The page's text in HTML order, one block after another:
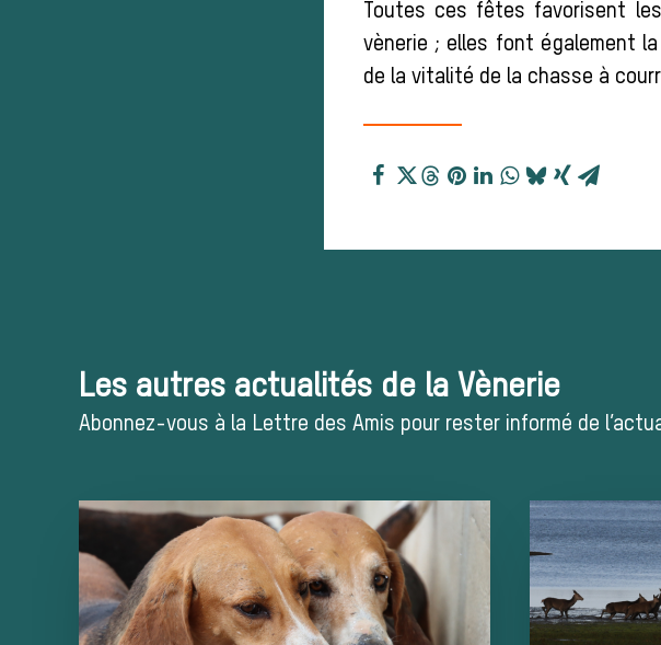
Toutes ces fêtes favorisent
vènerie ; elles font également
de la vitalité de la chasse à
Les autres actualités de la Vènerie
Abonnez-vous à la Lettre des Amis pour rester informé de